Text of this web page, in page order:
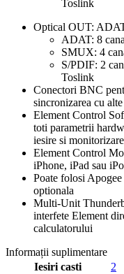
Toslink
Optical OUT:
ADAT: 8
SMUX: 4
S/PDIF: 2
Toslink
Conectori BNC
sincronizarea cu
Element Control
toti parametrii
iesire si
Element Control
iPhone, iPad sau
Poate folosi
optionala
Multi-Unit
interfete Element
calculatorului
Informații suplimentare
Iesiri casti
2